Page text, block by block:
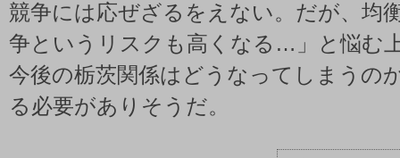
競争には応ぜざるをえない。だが、均
争というリスクも高くなる…」と悩む
今後の栃茨関係はどうなってしまうの
る必要がありそうだ。